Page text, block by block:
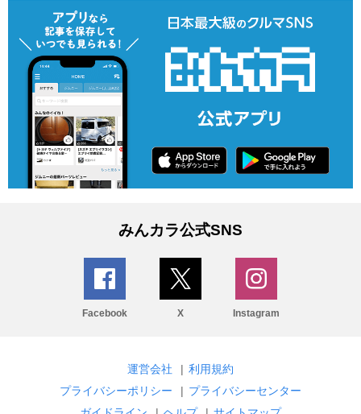
みんカラ公式SNS
Facebook X Instagram
運営会社 | 利用規約
プライバシーポリシー
| プライバシーセンター